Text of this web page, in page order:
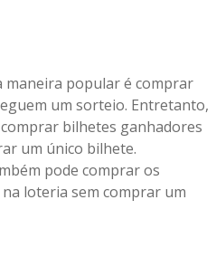
maneira popular é comprar
um sorteio. Entretanto,
bilhetes ganhadores
um único bilhete.
pode comprar os
loteria sem comprar um